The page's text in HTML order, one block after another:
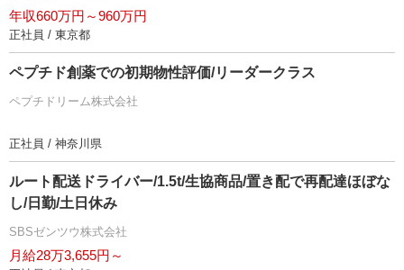
年収660万円～960万円
正社員 / 東京都
ペプチド創薬での初期物性評価/リーダークラス
ペプチドリーム株式会社
正社員 / 神奈川県
ルート配送ドライバー/1.5t/生協商品/置き配で再配達ほぼな
し/日勤/土日休み
SBSゼンツウ株式会社
月給28万3,655円～